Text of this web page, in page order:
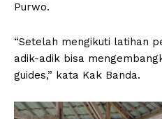
Purwo.
“Setelah mengikuti latihan
adik-adik bisa
guides,” kata Kak Banda.